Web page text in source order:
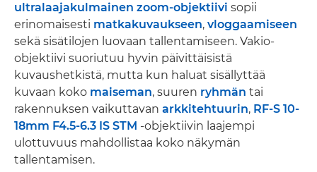
ultralaajakulmainen zoom-objektiivi sopii
erinomaisesti matkakuvaukseen, vloggaamiseen
sekä sisätilojen luovaan tallentamiseen. Vakio-
objektiivi suoriutuu hyvin päivittäisistä
kuvaushetkistä, mutta kun haluat sisällyttää
kuvaan koko maiseman, suuren ryhmän tai
rakennuksen vaikuttavan arkkitehtuurin, RF-S 10-
18mm F4.5-6.3 IS STM -objektiivin laajempi
ulottuvuus mahdollistaa koko näkymän
tallentamisen.